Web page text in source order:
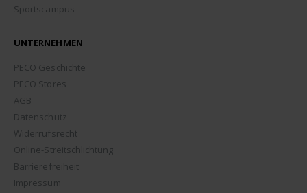
Sportscampus
UNTERNEHMEN
PECO Geschichte
PECO Stores
AGB
Datenschutz
Widerrufsrecht
Online-Streitschlichtung
Barrierefreiheit
Impressum